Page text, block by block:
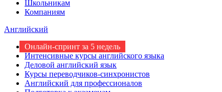
Школьникам
Компаниям
Английский
Онлайн-спринт за 5 недель
Интенсивные курсы английского языка
Деловой английский язык
Курсы переводчиков-синхронистов
Английский для профессионалов